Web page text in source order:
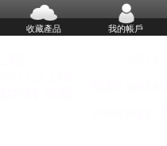
收藏產品 我的帳戶